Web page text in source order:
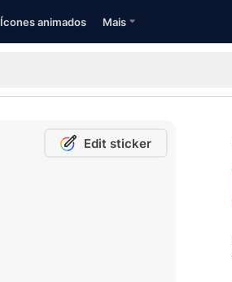
Ícones animados Mais
Edit sticker